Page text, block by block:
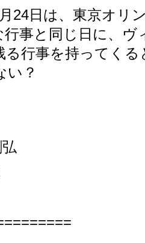
月 24日は、東京オリ
行事と同じ日に、ヴ
る行事を持ってく
い？